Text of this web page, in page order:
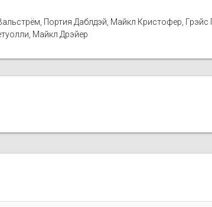
Портия Даблдэй, Майкл Кристофер,
Майкл Дрэйер